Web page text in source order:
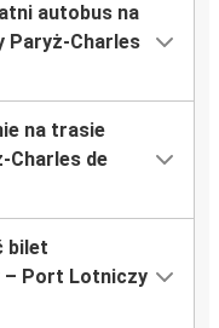
autobus na
Paryż-Charles
na trasie
Charles de
bilet
– Port Lotniczy